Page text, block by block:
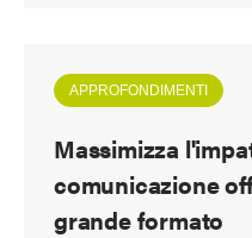
APPROFONDIMENTI
Massimizza
comunicazione
grande formato